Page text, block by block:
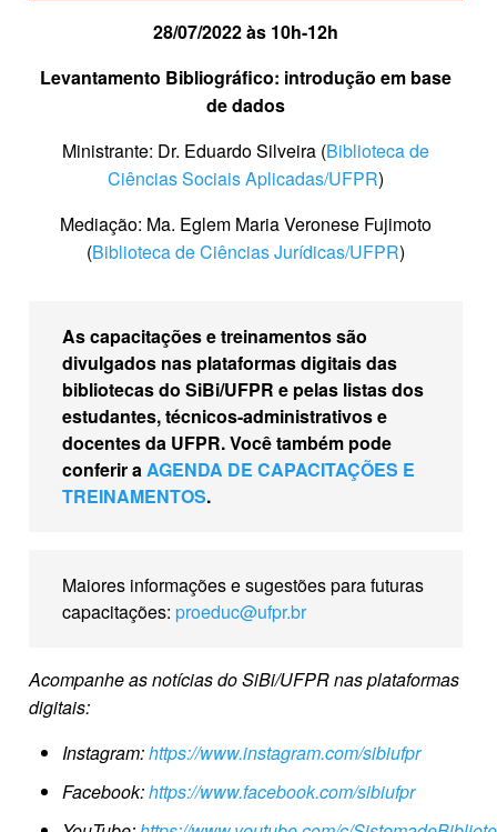
28/07/2022 às 10h-12h
Levantamento Bibliográfico: introdução em base
de dados
Ministrante: Dr. Eduardo Silveira (Biblioteca de
Ciências Sociais Aplicadas/UFPR)
Mediação: Ma. Eglem Maria Veronese Fujimoto
(Biblioteca de Ciências Jurídicas/UFPR)
As capacitações e treinamentos são
divulgados nas plataformas digitais das
bibliotecas do SiBi/UFPR e pelas listas dos
estudantes, técnicos-administrativos e
docentes da UFPR. Você também pode
conferir aAGENDA DE CAPACITAÇÕES E
TREINAMENTOS.
Maiores informações e sugestões para futuras
capacitações: proeduc@ufpr.br
Acompanhe as notícias do SiBi/UFPR nas plataformas
digitais:
Instagram:https://www.instagram.com/sibiufpr
Facebook:https://www.facebook.com/sibiufpr